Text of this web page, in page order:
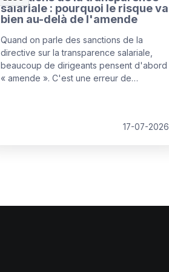
salariale : pourquoi le risque va
bien au-delà de l'amende
Quand on parle des sanctions de la
directive sur la transparence salariale,
beaucoup de dirigeants pensent d'abord
« amende ». C'est une erreur de
redoutable. Le vrai bouleversement se
17-07-2026